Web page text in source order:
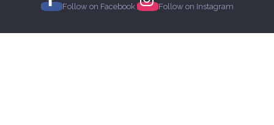
Follow on Facebook Follow on Instagram